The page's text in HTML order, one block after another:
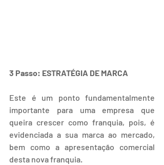
3 Passo: ESTRATÉGIA DE MARCA
Este é um ponto fundamentalmente
importante para uma empresa que
queira crescer como franquia, pois, é
evidenciada a sua marca ao mercado,
bem como a apresentação comercial
desta nova franquia.